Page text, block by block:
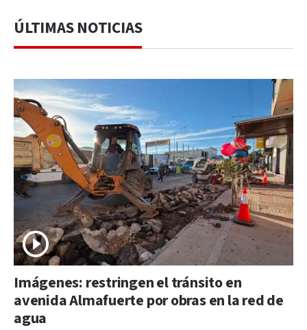
ÚLTIMAS NOTICIAS
Imágenes: restringen el tránsito en
avenida Almafuerte por obras en la red de
agua